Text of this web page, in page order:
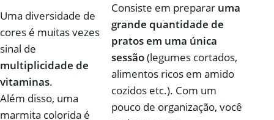
Uma diversidade de
cores é muitas vezes
sinal de
multiplicidade de
vitaminas.
Além disso, uma
marmita colorida é
Consiste em preparar uma
grande quantidade de
pratos em uma única
sessão(legumes cortados,
alimentos ricos em amido
cozidos etc.). Com um
pouco de organização, você